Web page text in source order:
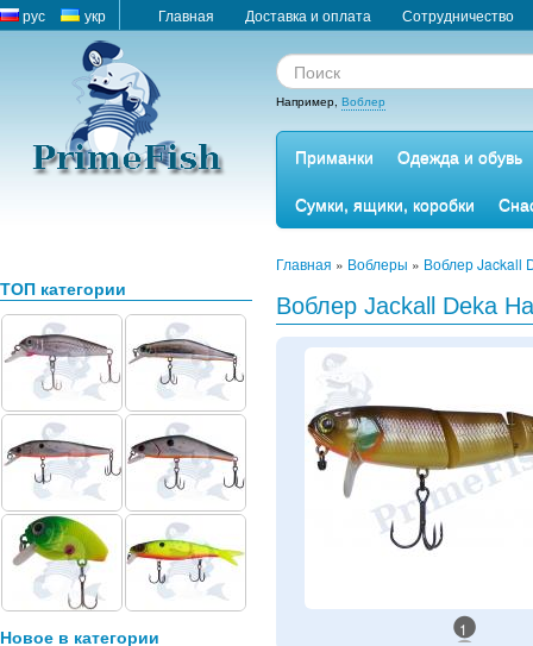
рус укр Главная Доставка и оплата Сотрудничество
Например, Воблер
Приманки
Одежда и обувь
Сумки, ящики, коробки
ТОП категории
Новое в категории
Главная » Воблеры » Воблер Jackall
Воблер Jackall Deka
1